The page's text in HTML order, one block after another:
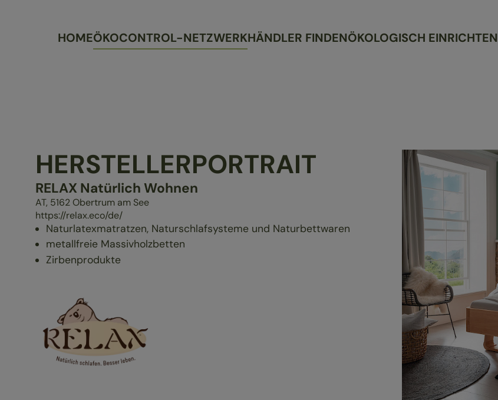
HOMEÖKOCONTROL-NETZWERKHÄNDLER FINDENÖKOLOGISCH EINRICHTEN
HERSTELLERPORTRAIT
RELAX Natürlich Wohnen
AT, 5162 Obertrum am See
https://relax.eco/de/
Naturlatexmatratzen, Natur­schlafsysteme und Naturbettwaren
metallfreie Massivholzbetten
Zirbenprodukte